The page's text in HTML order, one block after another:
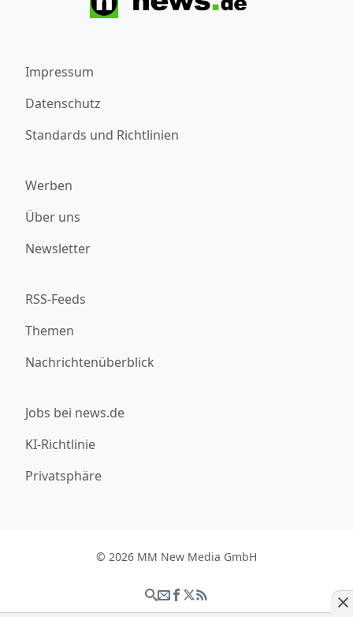
Impressum
Datenschutz
Standards und Richtlinien
Werben
Über uns
Newsletter
RSS-Feeds
Themen
Nachrichtenüberblick
Jobs bei news.de
KI-Richtlinie
Privatsphäre
© 2026 MM New Media GmbH